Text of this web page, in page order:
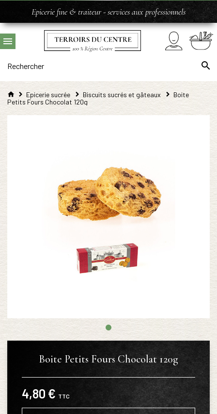
Epicerie fine & traiteur - services aux professionnels
Epicerie sucrée Biscuits sucrés et gâteaux
Boite
Petits Fours Chocolat 120g
Boite Petits Fours Chocolat 120g
4,80 € TTC